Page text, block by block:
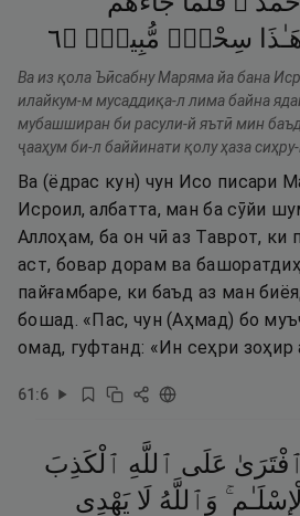
هَـٰذَا سِحْرٌۭ مُّبِينٌۭ ۝٦
Ва из қола Ъӣсабну Маряма йа бана
илайкум-м мусаддиқа-л лима байна
мубашширан би расули-й яътӣ мин
ҷааҳум би-л баййинати қолу ҳаза
Ва (ёдрас кун) чун Исо писари
Исроил, албатта, ман ба сӯйи
Аллоҳам, ба он чӣ аз Таврот, ки
аст, бовар дорам ва
пайғамбаре, ки баъд аз ман
бошад. «Пас, чун (Аҳмад) бо
омад, гуфтанд: «Ин сеҳри зоҳир
61:6
ٱفْتَرَىٰ عَلَى ٱللَّهِ ٱلْكَذِبَ
وَٱللَّهُ لَا يَهْدِى